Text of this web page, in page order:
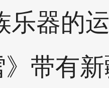
器的
带有